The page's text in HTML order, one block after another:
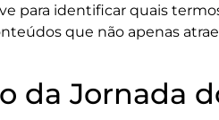
para identificar quais
que não apenas
da Jornada